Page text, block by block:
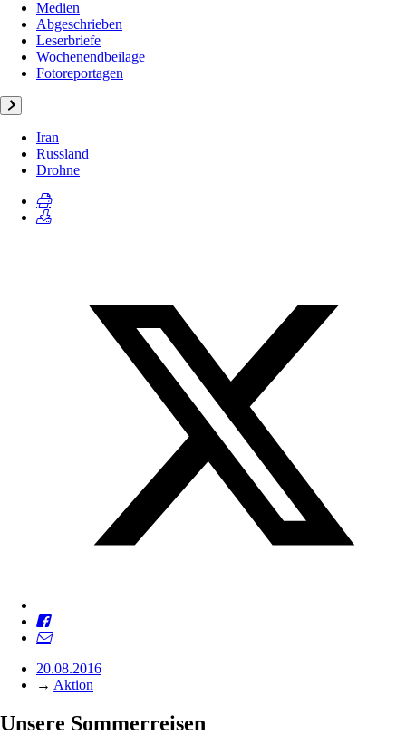
Medien
Abgeschrieben
Leserbriefe
Wochenendbeilage
Fotoreportagen
Iran
Russland
Drohne
20.08.2016
→ Aktion
Unsere Sommerreisen